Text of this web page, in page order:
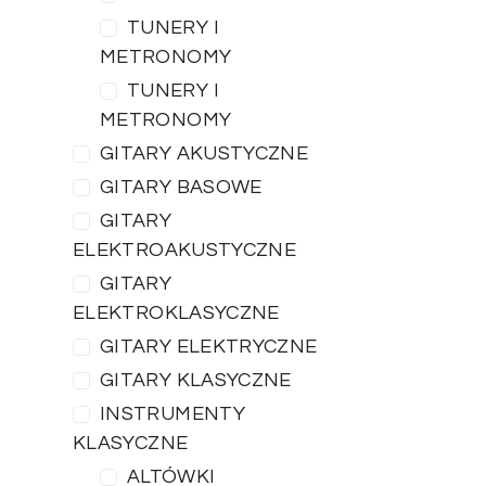
TUNERY I
METRONOMY
TUNERY I
METRONOMY
GITARY AKUSTYCZNE
GITARY BASOWE
GITARY
ELEKTROAKUSTYCZNE
GITARY
ELEKTROKLASYCZNE
GITARY ELEKTRYCZNE
GITARY KLASYCZNE
INSTRUMENTY
KLASYCZNE
ALTÓWKI